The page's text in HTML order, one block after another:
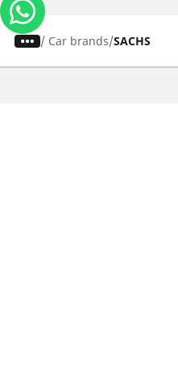
/ Car brands SACHS